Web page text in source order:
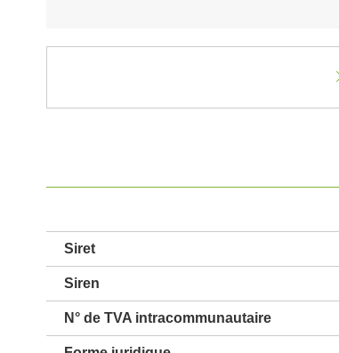
Siret
Siren
N° de TVA intracommunautaire